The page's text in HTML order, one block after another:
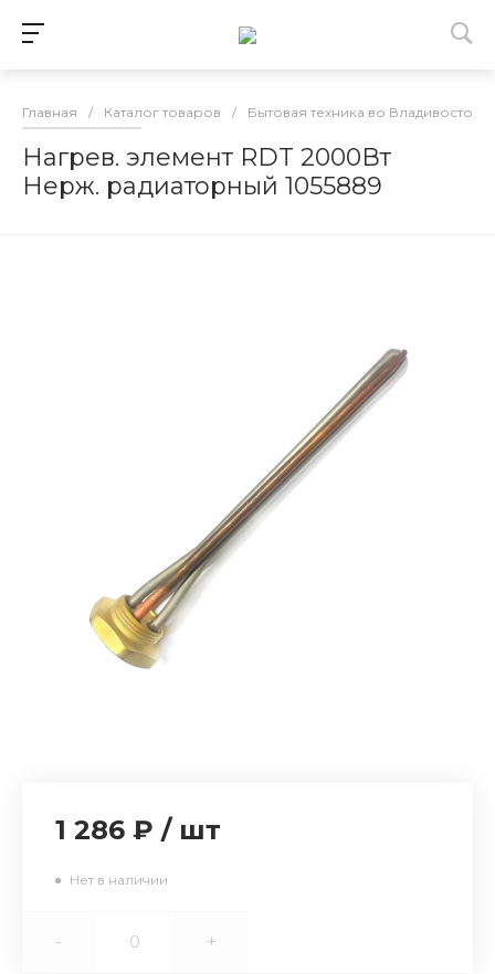
Главная / Каталог товаров / Бытовая техника во Владивостоке
Нагрев. элемент RDT 2000Вт
Нерж. радиаторный 1055889
1 286 ₽ / шт
Нет в наличии
- +